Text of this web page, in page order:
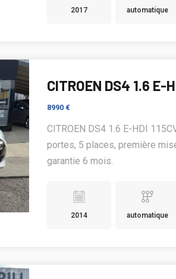
2017 automatique
CITROEN DS4 1.6 E-
8990 €
CITROEN DS4 1.6 E-HDI
portes, 5 places, première
garantie 6 mois.
2014 automatique